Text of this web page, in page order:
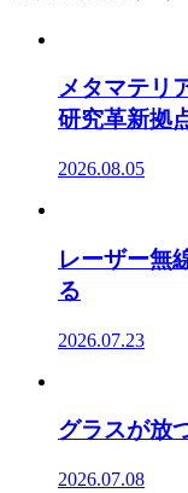
メタマテリ
研究革新拠
2026.08.05
レーザー無
る
2026.07.23
グラスが放
2026.07.08